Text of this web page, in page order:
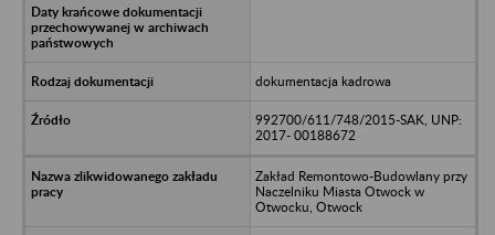
dokumentacja kadrowa
992700/611/748/2015-SAK, UNP:
2017- 00188672
Zakład Remontowo-Budowlany przy
Naczelniku Miasta Otwock w
Otwocku, Otwock